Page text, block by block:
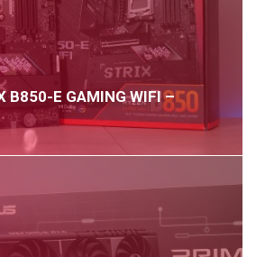
B850-E GAMING WIFI –